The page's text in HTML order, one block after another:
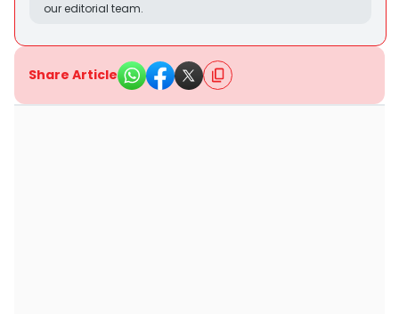
our editorial team.
Share Article